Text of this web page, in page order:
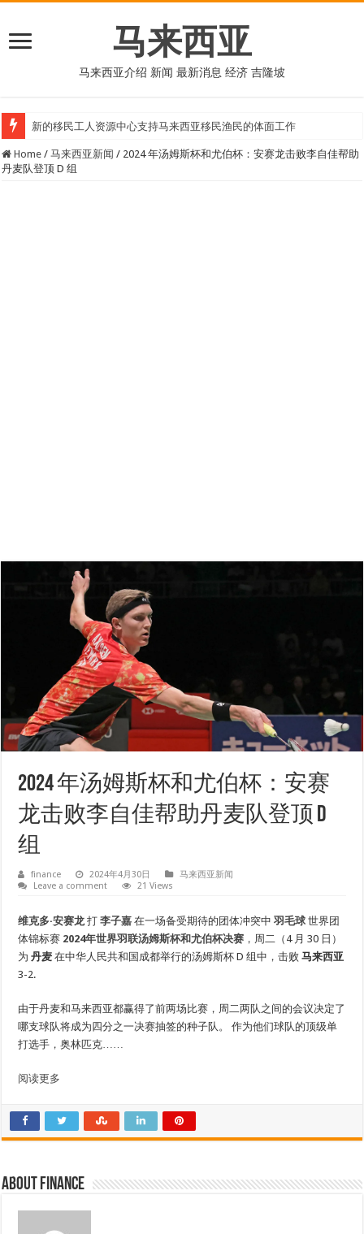
马来西亚
马来西亚介绍 新闻 最新消息 经济 吉隆坡
新的移民工人资源中心支持马来西亚移民渔民的体面工作
Home / 马来西亚新闻 / 2024 年汤姆斯杯和尤伯杯：安赛龙击败李自佳帮助
丹麦队登顶 D 组
2024 年汤姆斯杯和尤伯杯：安赛
龙击败李自佳帮助丹麦队登顶 D
组
finance 2024年4月30日
马来西亚新闻
Leave a comment
21 Views
维克多·安赛龙 打李子嘉 在一场备受期待的团体冲突中羽毛球 世界团
体锦标赛 2024年世界羽联汤姆斯杯和尤伯杯决赛 ，周二（4 月 30 日）
为丹麦 在中华人民共和国成都举行的汤姆斯杯 D 组中，击败马来西亚
3-2.
由于丹麦和马来西亚都赢得了前两场比赛，周二两队之间的会议决定了
哪支球队将成为四分之一决赛抽签的种子队。 作为他们球队的顶级单
打选手，奥林匹克……
阅读更多
About finance